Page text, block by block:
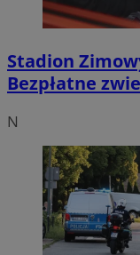
Stadion
Bezpłatne
N